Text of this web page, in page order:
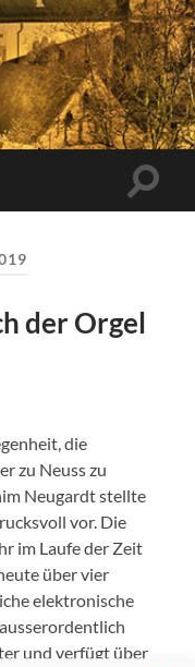
der Orgel
die
zu Neuss zu
Neugardt stellte
vor. Die
im Laufe der Zeit
über vier
elektronische
und verfügt über